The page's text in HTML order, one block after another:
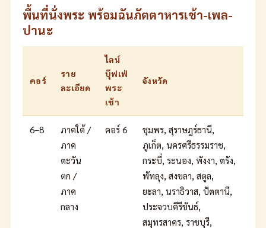
พื้นที่นั่งพระ พร้อมฉันภัตตาหารเช้า-เพล-
ปานะ
คอร์
ราย
ละเอียด
ไลน์
บุ๊ฟเฟ่
พระ
เช้า
จังหวัด
6–8
ภาคใต้ /
ภาค
ตะวัน
ตก /
ภาค
กลาง
คอร์ 6
ชุมพร, สุราษฎร์ธานี,
ภูเก็ต, นครศรีธรรมราช,
กระบี่, ระนอง, พังงา, ตรัง,
พัทลุง, สงขลา, สตูล,
ยะลา, นราธิวาส, ปัตตานี,
ประจวบคีรีขันธ์,
สมุทรสาคร, ราชบุรี,